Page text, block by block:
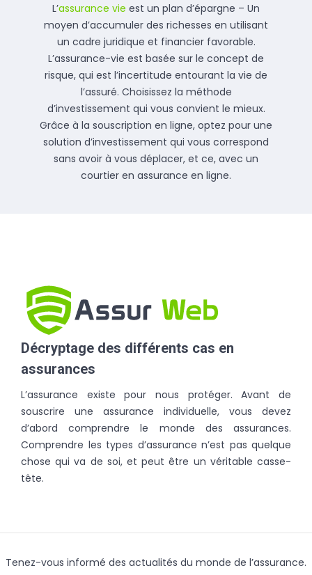
L’assurance vie est un plan d’épargne – Un
moyen d’accumuler des richesses en utilisant
un cadre juridique et financier favorable.
L’assurance-vie est basée sur le concept de
risque, qui est l’incertitude entourant la vie de
l’assuré. Choisissez la méthode
d’investissement qui vous convient le mieux.
Grâce à la souscription en ligne, optez pour une
solution d’investissement qui vous correspond
sans avoir à vous déplacer, et ce, avec un
courtier en assurance en ligne.
Décryptage des différents cas en
assurances
L’assurance existe pour nous protéger. Avant de
souscrire une assurance individuelle, vous devez
d’abord comprendre le monde des assurances.
Comprendre les types d’assurance n’est pas quelque
chose qui va de soi, et peut être un véritable casse-
tête.
Tenez-vous informé des actualités du monde de l’assurance.